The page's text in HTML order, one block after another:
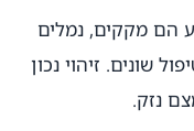
הם מקקים, נמלים
שונים. זיהוי נכון
נזק.